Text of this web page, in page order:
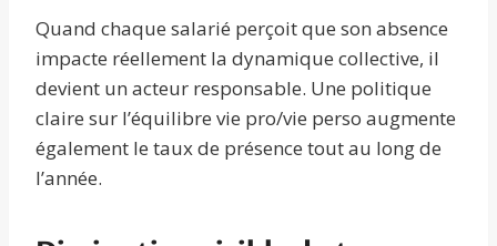
Quand chaque salarié perçoit que son absence
impacte réellement la dynamique collective, il
devient un acteur responsable. Une politique
claire sur l’équilibre vie pro/vie perso augmente
également le taux de présence tout au long de
l’année.